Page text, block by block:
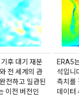
후 대기 재분
전 세계의 관
전하고 일관된
이전 버전인
ERA5
석입니
측치를
데이터